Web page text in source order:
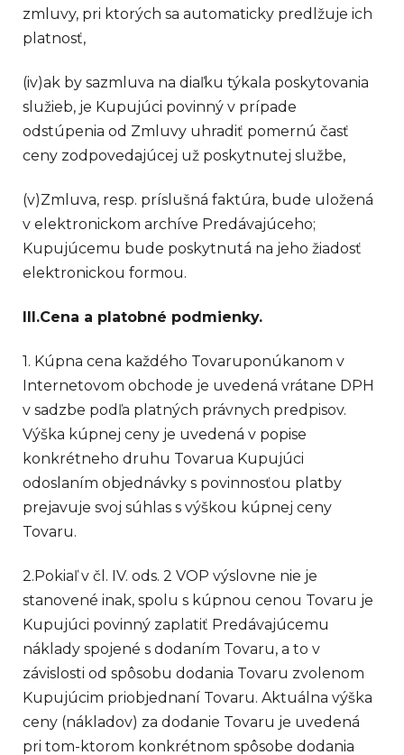
zmluvy, pri ktorých sa automaticky predlžuje ich
platnosť,
(iv)ak by sazmluva na diaľku týkala poskytovania
služieb, je Kupujúci povinný v prípade
odstúpenia od Zmluvy uhradiť pomernú časť
ceny zodpovedajúcej už poskytnutej službe,
(v)Zmluva, resp. príslušná faktúra, bude uložená
v elektronickom archíve Predávajúceho;
Kupujúcemu bude poskytnutá na jeho žiadosť
elektronickou formou.
III.Cena a platobné podmienky.
1. Kúpna cena každého Tovaruponúkanom v
Internetovom obchode je uvedená vrátane DPH
v sadzbe podľa platných právnych predpisov.
Výška kúpnej ceny je uvedená v popise
konkrétneho druhu Tovarua Kupujúci
odoslaním objednávky s povinnosťou platby
prejavuje svoj súhlas s výškou kúpnej ceny
Tovaru.
2.Pokiaľ v čl. IV. ods. 2 VOP výslovne nie je
stanovené inak, spolu s kúpnou cenou Tovaru je
Kupujúci povinný zaplatiť Predávajúcemu
náklady spojené s dodaním Tovaru, a to v
závislosti od spôsobu dodania Tovaru zvolenom
Kupujúcim priobjednaní Tovaru. Aktuálna výška
ceny (nákladov) za dodanie Tovaru je uvedená
pri tom-ktorom konkrétnom spôsobe dodania